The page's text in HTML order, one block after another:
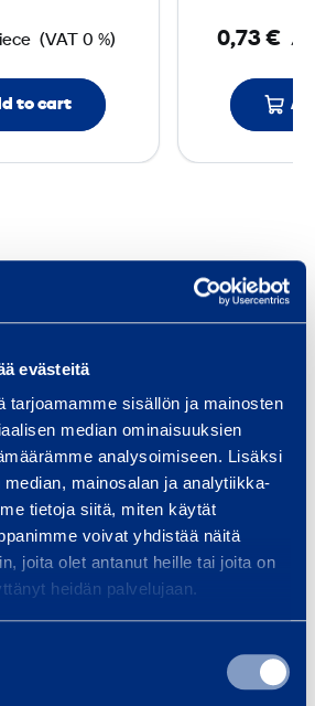
evästeitä
tarjoamamme sisällön ja mainosten
median ominaisuuksien
analysoimiseen. Lisäksi
mainosalan ja analytiikka-
tietoja siitä, miten käytät
voivat yhdistää näitä
joita olet antanut heille tai joita on
heidän palvelujaan.
i
n
g
a
o
L
g
h
t
E
e
m
e
n
(VAT 0 %)
to cart
0,73 € /
and
infrastructure
equipment and
your project is
railway…
and